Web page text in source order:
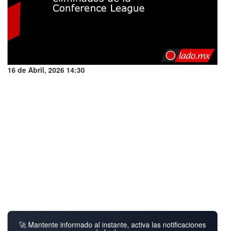
16 de Abril, 2026 14:30
🚀 Mantente informado al instante, activa las notificaciones